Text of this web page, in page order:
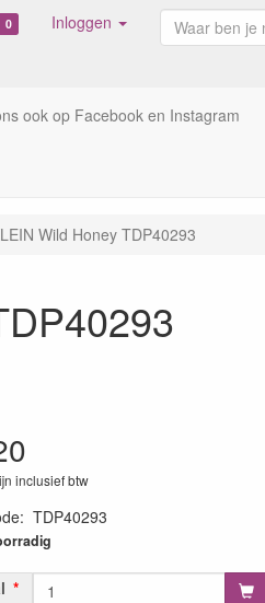
0 Inloggen
ook op Facebook en Instagram
Wild Honey TDP40293
inclusief btw
: TDP40293